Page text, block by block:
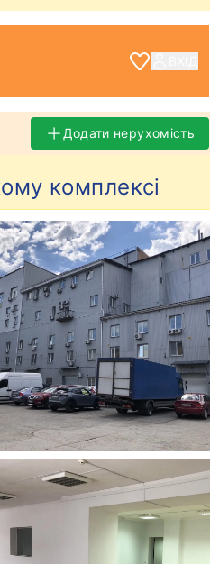
Додати нерухомість
комплексі